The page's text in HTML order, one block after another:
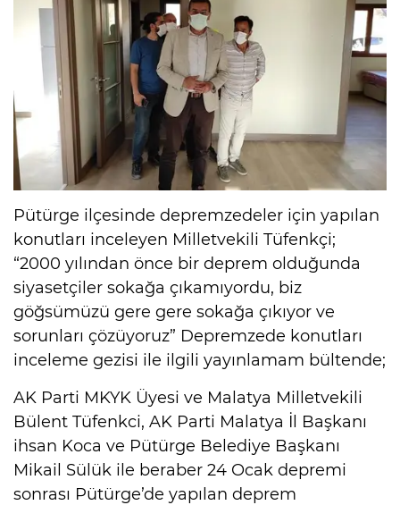
Pütürge ilçesinde depremzedeler için yapılan
konutları inceleyen Milletvekili Tüfenkçi;
“2000 yılından önce bir deprem olduğunda
siyasetçiler sokağa çıkamıyordu, biz
göğsümüzü gere gere sokağa çıkıyor ve
sorunları çözüyoruz” Depremzede konutları
inceleme gezisi ile ilgili yayınlamam bültende;
AK Parti MKYK Üyesi ve Malatya Milletvekili
Bülent Tüfenkci, AK Parti Malatya İl Başkanı
ihsan Koca ve Pütürge Belediye Başkanı
Mikail Sülük ile beraber 24 Ocak depremi
sonrası Pütürge’de yapılan deprem